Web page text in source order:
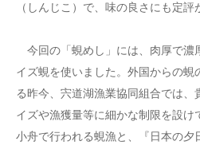
（しんじこ）で、味の良さにも定評
今回の「蜆めし」には、肉厚で濃
イズ蜆を使いました。外国からの蜆
る昨今、宍道湖漁業協同組合では
イズや漁獲量等に細かな制限を設け
小舟で行われる蜆漁と、『日本の夕